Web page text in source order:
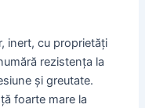
inert, cu proprietăți
rezistența la
și greutate.
foarte mare la